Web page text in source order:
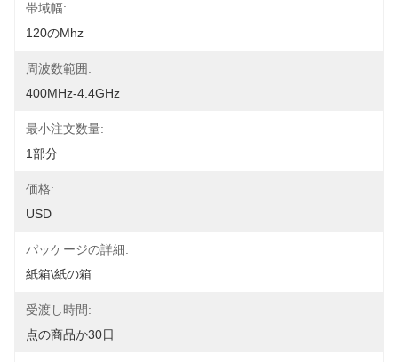
帯域幅:
120のMhz
周波数範囲:
400MHz-4.4GHz
最小注文数量:
1部分
価格:
USD
パッケージの詳細:
紙箱\紙の箱
受渡し時間:
点の商品か30日